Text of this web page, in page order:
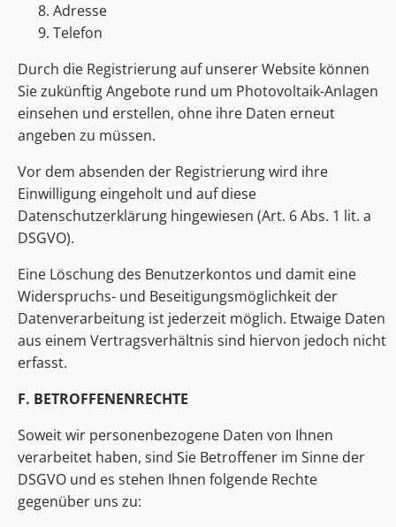
Adresse
Telefon
Durch die Registrierung auf unserer Website können
Sie zukünftig Angebote rund um Photovoltaik-Anlagen
einsehen und erstellen, ohne ihre Daten erneut
angeben zu müssen.
Vor dem absenden der Registrierung wird ihre
Einwilligung eingeholt und auf diese
Datenschutzerklärung hingewiesen (Art. 6 Abs. 1 lit. a
DSGVO).
Eine Löschung des Benutzerkontos und damit eine
Widerspruchs- und Beseitigungsmöglichkeit der
Datenverarbeitung ist jederzeit möglich. Etwaige Daten
aus einem Vertragsverhältnis sind hiervon jedoch nicht
erfasst.
F. BETROFFENENRECHTE
Soweit wir personenbezogene Daten von Ihnen
verarbeitet haben, sind Sie Betroffener im Sinne der
DSGVO und es stehen Ihnen folgende Rechte
gegenüber uns zu: